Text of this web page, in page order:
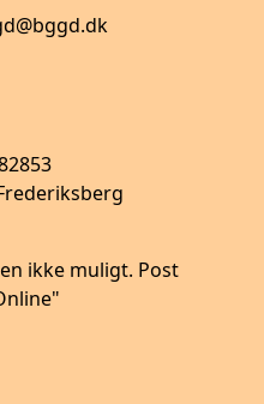
ikke muligt. Post